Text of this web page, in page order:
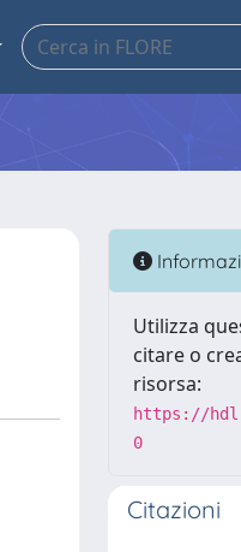
Utilizza
citare o
risorsa:
https://
0
Citazioni